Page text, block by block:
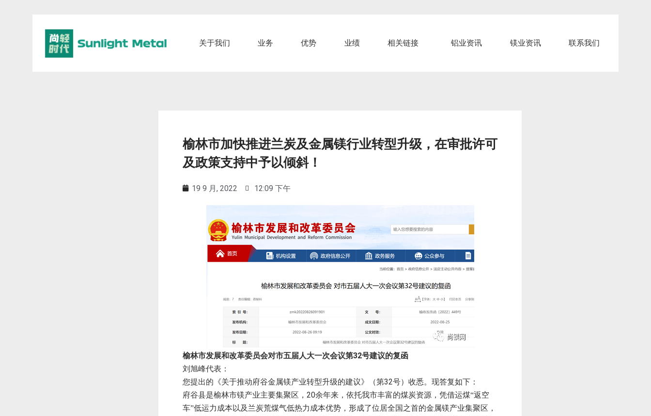
关于我们 业务 优势 业绩 相关链接 铝业资讯 镁业资讯 联系我们
榆林市加快推进兰炭及金属镁行业转型升级，在审批许可
及政策支持中予以倾斜！
19 9 月, 2022 12:09 下午
榆林市发展和改革委员会对市五届人大一次会议第32号建议的复函
刘旭峰代表：
您提出的《关于推动府谷金属镁产业转型升级的建议》（第32号）收悉。现答复如下：
府谷县是榆林市镁产业主要集聚区， 20余年来，依托我市丰富的煤炭资源，凭借运煤“返空
车”低运力成本以及兰炭荒煤气低热力成本优势，形成了位居全国之首的金属镁产业集聚区，